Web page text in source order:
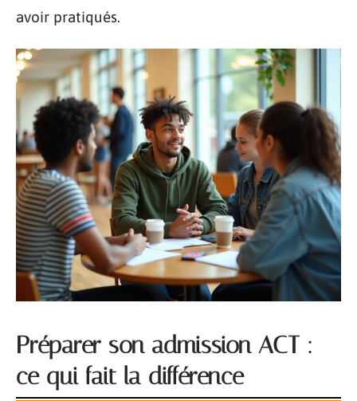
avoir pratiqués.
Préparer son admission ACT :
ce qui fait la différence